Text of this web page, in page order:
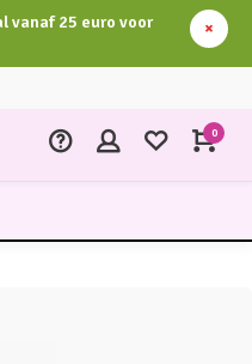
vanaf 25 euro voor
0